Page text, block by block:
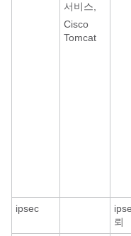
서비스,
Cisco
Tomcat
ipsec
뢰